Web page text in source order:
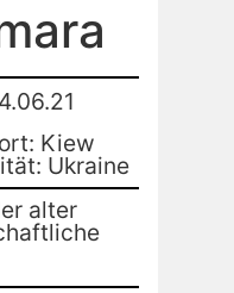
Kiew
Ukraine
alter